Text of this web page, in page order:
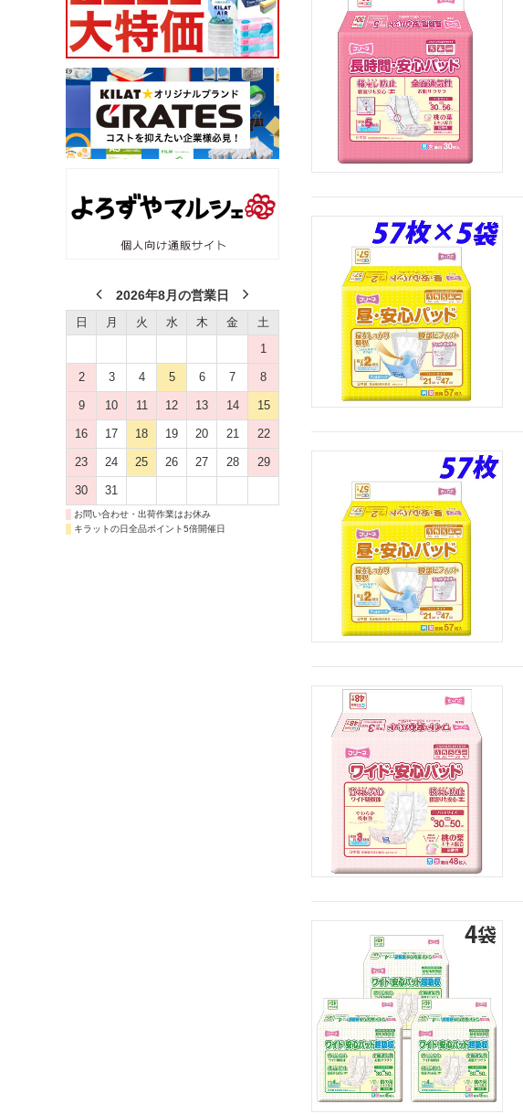
2026年8月の営業日
日 月 火 水 木 金
土
1
2 3 4 5 6 7 8
9 10 11 12 13 14 15
16 17 18 19 20 21 22
23 24 25 26 27 28 29
30 31
お問い合わせ・出荷作業はお休み
キラットの日全品ポイント5倍開催日